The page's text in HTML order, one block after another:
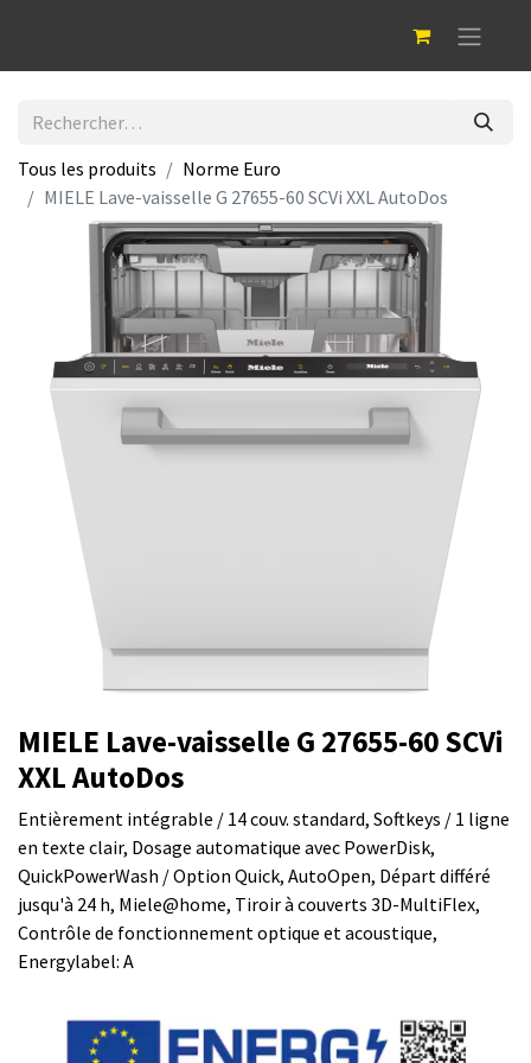
Tous les produits
Norme Euro
MIELE Lave-vaisselle G 27655-60 SCVi XXL AutoDos
MIELE Lave-vaisselle G 27655-60 SCVi
XXL AutoDos
Entièrement intégrable / 14 couv. standard, Softkeys / 1 ligne
en texte clair, Dosage automatique avec PowerDisk,
QuickPowerWash / Option Quick, AutoOpen, Départ différé
jusqu'à 24 h, Miele@home, Tiroir à couverts 3D-MultiFlex,
Contrôle de fonctionnement optique et acoustique,
Energylabel: A